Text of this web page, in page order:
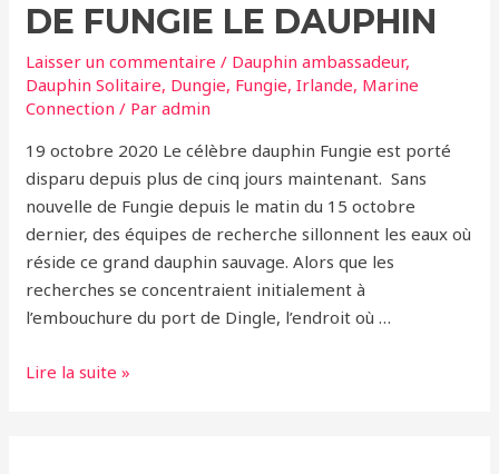
DE FUNGIE LE DAUPHIN
Laisser un commentaire / Dauphin ambassadeur,
Dauphin Solitaire, Dungie, Fungie,Irlande, Marine
Connection / Paradmin
19 octobre 2020 Le célèbre dauphin Fungie est porté
disparu depuis plus de cinq jours maintenant. Sans
nouvelle de Fungie depuis le matin du 15 octobre
dernier, des équipes de recherche sillonnent les eaux où
réside ce grand dauphin sauvage. Alors que les
recherches se concentraient initialement à
l’embouchure du port de Dingle, l’endroit où …
Inquiétude
Lire la suite »